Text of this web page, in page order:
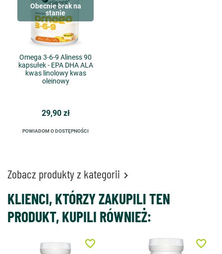
Obecnie brak na
stanie
Omega 3-6-9 Aliness 90
kapsułek - EPA DHA ALA
kwas linolowy kwas
oleinowy
29,90 zł
POWIADOM O DOSTĘPNOŚCI
Zobacz produkty z kategorii 
KLIENCI, KTÓRZY ZAKUPILI TEN
PRODUKT, KUPILI RÓWNIEŻ:
favorite_border favorite_border